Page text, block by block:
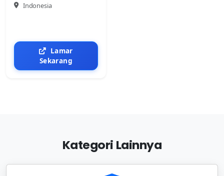
Indonesia
Lamar
Sekarang
Kategori Lainnya